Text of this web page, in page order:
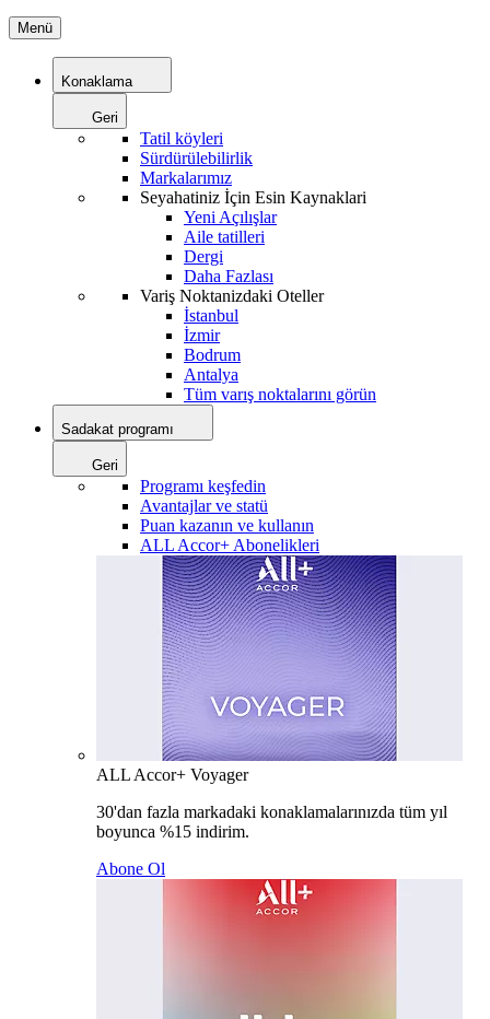
Menü
Konaklama
Geri
Tatil köyleri
Sürdürülebilirlik
Markalarımız
Seyahatiniz İçin Esin Kaynaklari
Yeni Açılışlar
Aile tatilleri
Dergi
Daha Fazlası
Variş Noktanizdaki Oteller
İstanbul
İzmir
Bodrum
Antalya
Tüm varış noktalarını görün
Sadakat programı
Geri
Programı keşfedin
Avantajlar ve statü
Puan kazanın ve kullanın
ALL Accor+ Abonelikleri
ALL Accor+ Voyager
30'dan fazla markadaki konaklamalarınızda tüm yıl
boyunca %15 indirim.
Abone Ol